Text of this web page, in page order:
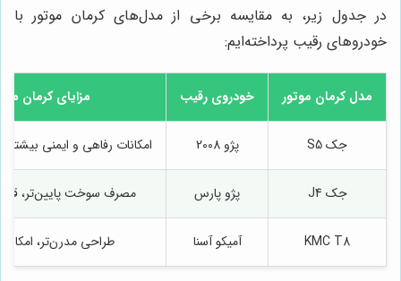
در جدول زیر، به مقایسه برخی از مدل‌های کرمان موتور با
خودروهای رقیب پرداخته‌ایم:
مدل کرمان موتور خودروی رقیب مزایای کرمان
جک S5 پژو 2008 امکانات رفاهی و ایمنی
جک J4 پژو پارس مصرف سوخت پایین‌تر،
KMC T8 آمیکو آسنا طراحی مدرن‌تر،